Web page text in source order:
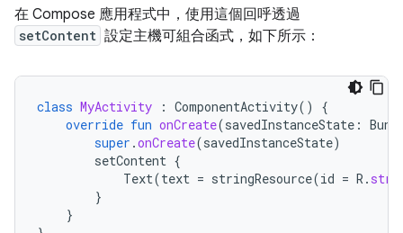
在 Compose 應用程式中，使用這個回呼透過
setContent 設定主機可組合函式，如下所示：
class MyActivity : ComponentActivity()
{
override fun onCreate(savedInstanceState :
super .onCreate(savedInstanceState)
setContent {
Text(text = stringResource(id = R .
}
}